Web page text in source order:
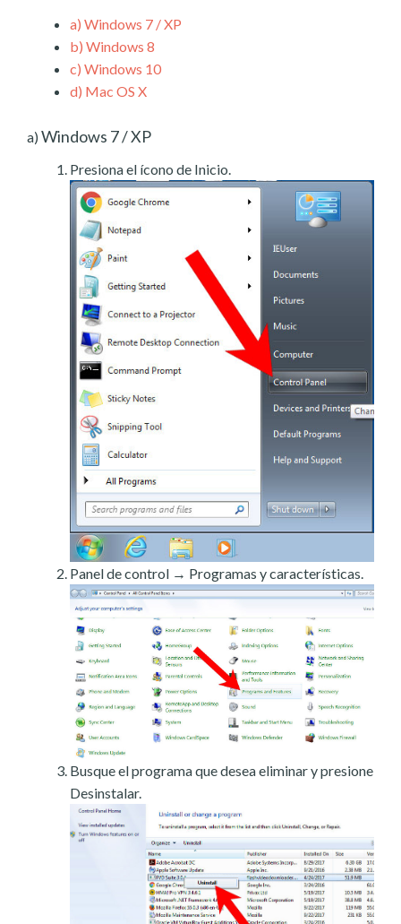
a) Windows 7 / XP
b) Windows 8
c) Windows 10
d) Mac OS X
a) Windows 7 / XP
Presiona el ícono de Inicio.
Panel de control → Programas y características.
Busque el programa que desea eliminar y presione
Desinstalar.